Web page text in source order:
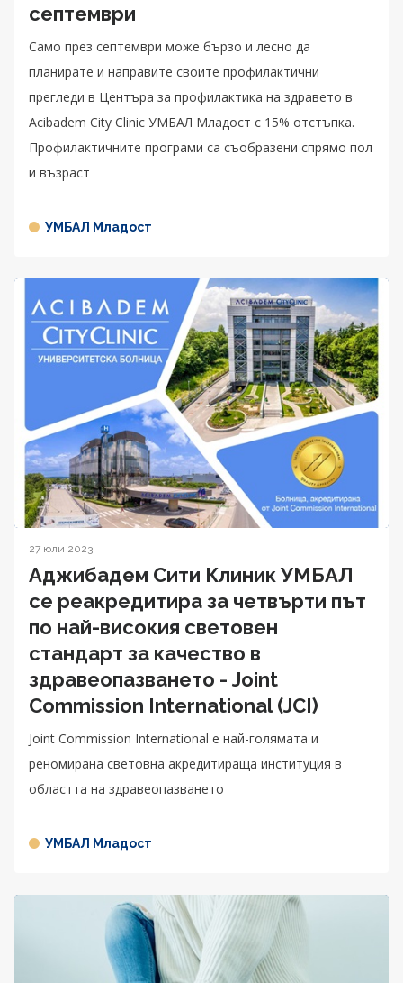
септември
Само през септември може бързо и лесно да
планирате и направите своите профилактични
прегледи в Центъра за профилактика на здравето в
Acibаdem City Clinic УМБАЛ Младост с 15% отстъпка.
Профилактичните програми са съобразени спрямо пол
и възраст
УМБАЛ Младост
27 юли 2023
Аджибадем Сити Клиник УМБАЛ
се реакредитира за четвърти път
по най-високия световен
стандарт за качество в
здравеопазването - Joint
Commission International (JCI)
Joint Commission International е най-голямата и
реномирана световна акредитираща институция в
областта на здравеопазването
УМБАЛ Младост